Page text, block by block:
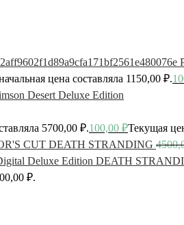
цена составляла 1150,00 ₽.
Desert Deluxe Edition
5700,00 ₽.100,00 ₽Текущая
DEATH STRANDING
DEATH
₽.